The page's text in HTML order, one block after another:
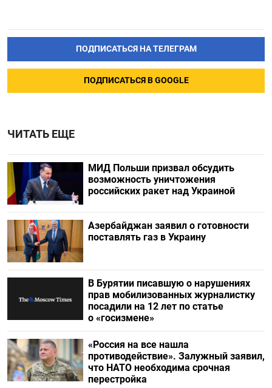
ПОДПИСАТЬСЯ НА ТЕЛЕГРАМ
ПОДПИСАТЬСЯ В GOOGLE
ЧИТАТЬ ЕЩЕ
МИД Польши призвал обсудить
возможность уничтожения
российских ракет над Украиной
Азербайджан заявил о готовности
поставлять газ в Украину
В Бурятии писавшую о нарушениях
прав мобилизованных журналистку
посадили на 12 лет по статье
о «госизмене»
«Россия на все нашла
противодействие». Залужный заявил,
что НАТО необходима срочная
перестройка